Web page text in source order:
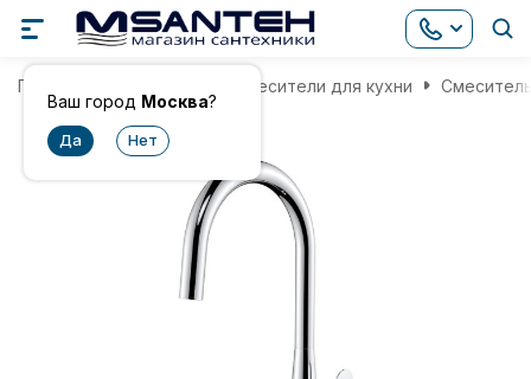
Ваш город Москва?
Главная Смесители для кухни